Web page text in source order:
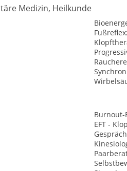
Medizin, Heilkunde
EFT -